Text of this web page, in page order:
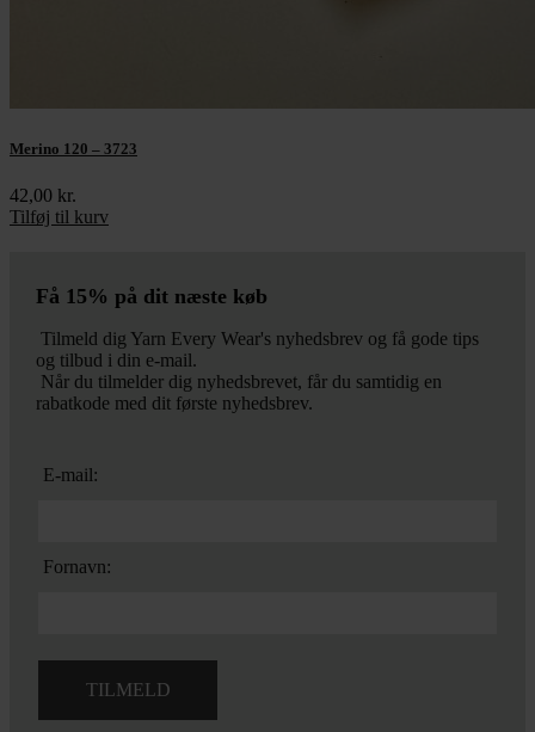
Merino 120 – 3723
42,00 kr.
Tilføj til kurv
Få 15% på dit næste køb
Tilmeld dig Yarn Every Wear's nyhedsbrev og få gode tips
og tilbud i din e-mail.
Når du tilmelder dig nyhedsbrevet, får du samtidig en
rabatkode med dit første nyhedsbrev.
E-mail:
Fornavn: